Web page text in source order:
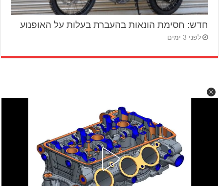
חדש: חסימת הונאות בהעברת בעלות על האופנוע
לפני 3 ימים